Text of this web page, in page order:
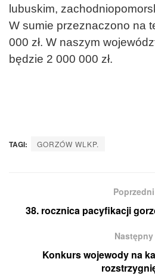
lubuskim,
W sumie przeznaczono na
000 zł. W naszym
będzie 2 000 000 zł.
TAGI: GORZÓW WLKP.
Poprzedni
38. rocznica pacyfikacji
Następny
Konkurs wojewody na